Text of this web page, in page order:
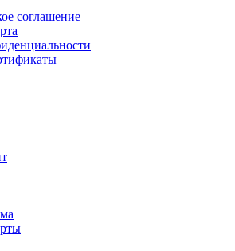
соглашение